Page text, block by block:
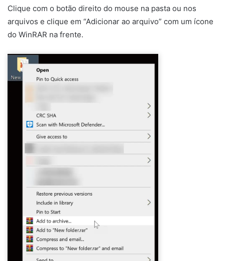
Clique com o botão direito do mouse na pasta ou nos
arquivos e clique em “Adicionar ao arquivo” com um ícone
do WinRAR na frente.